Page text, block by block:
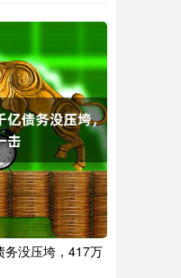
务没压垮，417万